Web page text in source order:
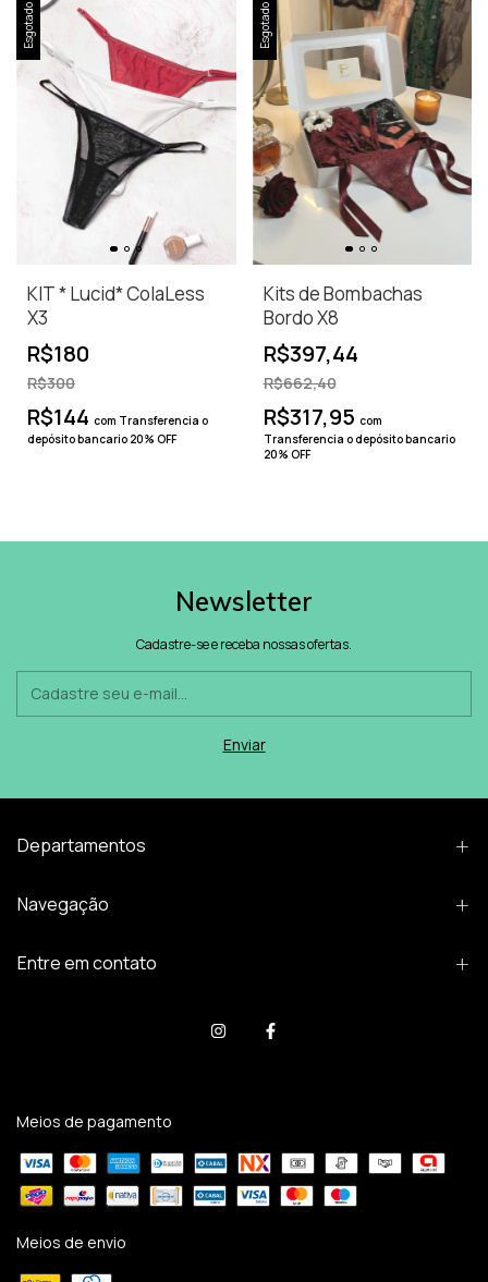
Esgotado
KIT * Lucid* ColaLess
X3
R$180
R$300
R$144 com Transferencia o
depósito bancario 20% OFF
Esgotado
Kits de Bombachas
Bordo X8
R$397,44
R$662,40
R$317,95 com
Transferencia o depósito bancario
20% OFF
Newsletter
Cadastre-se e receba nossas ofertas.
Departamentos
Navegação
Entre em contato
Meios de pagamento
Meios de envio